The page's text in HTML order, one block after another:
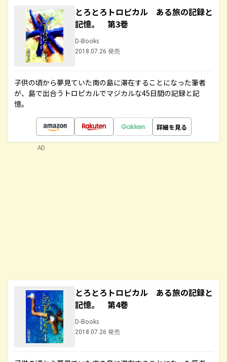
とろとろトロピカル ある旅の記録と
記憶。 第3巻
D-Books
2018.07.26 発売
子供の頃から夢見ていた南の島に滞在することになった筆者
が、島で出合うトロピカルでマジカルな45日間の記録と記
憶。
詳細を見る
とろとろトロピカル ある旅の記録と
記憶。 第4巻
D-Books
2018.07.26 発売
AD